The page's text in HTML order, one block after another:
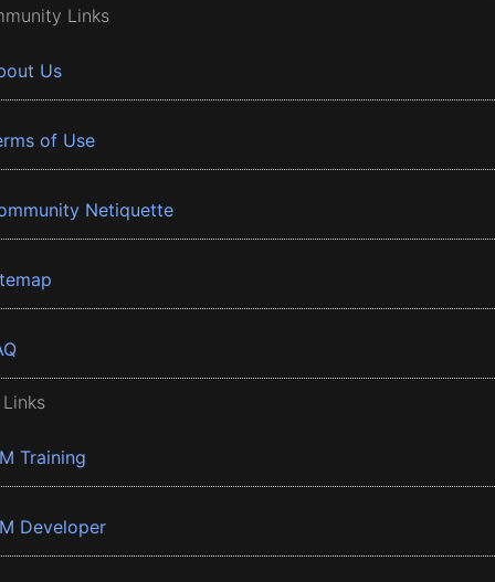
Links
Us
of Use
Netiquette
Training
Developer